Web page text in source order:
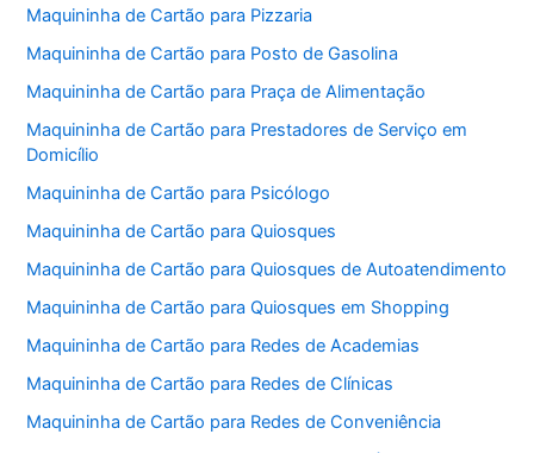
Maquininha de Cartão para Pizzaria
Maquininha de Cartão para Posto de Gasolina
Maquininha de Cartão para Praça de Alimentação
Maquininha de Cartão para Prestadores de Serviço em
Domicílio
Maquininha de Cartão para Psicólogo
Maquininha de Cartão para Quiosques
Maquininha de Cartão para Quiosques de Autoatendimento
Maquininha de Cartão para Quiosques em Shopping
Maquininha de Cartão para Redes de Academias
Maquininha de Cartão para Redes de Clínicas
Maquininha de Cartão para Redes de Conveniência